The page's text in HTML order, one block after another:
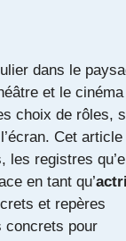
dans le
et le cinéma
choix de rôles,
Cet article
les registres
en tant qu’
et repères
concrets pour